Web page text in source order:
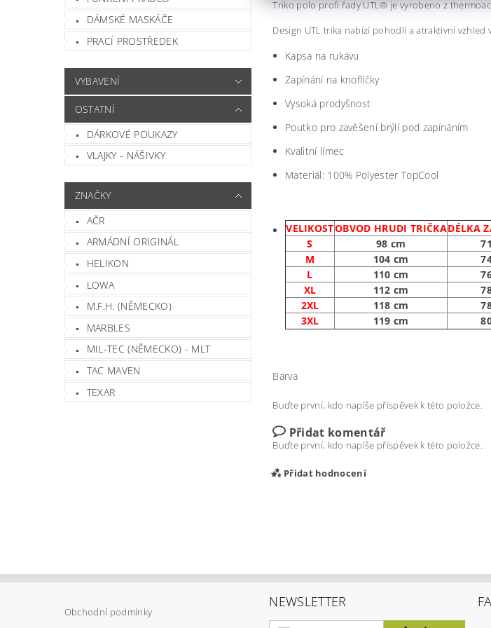
DÁMSKÉ MASKÁČE
PRACÍ PROSTŘEDEK
VYBAVENÍ
OSTATNÍ
DÁRKOVÉ POUKAZY
VLAJKY - NÁŠIVKY
ZNAČKY
AČR
ARMÁDNÍ ORIGINÁL
HELIKON
LOWA
M.F.H. (NĚMECKO)
MARBLES
MIL-TEC (NĚMECKO) - MLT
TAC MAVEN
TEXAR
Triko polo profi řady UTL® je vyrobeno z
Design UTL trika nabízí pohodlí a atraktivní
Kapsa na rukávu
Zapínání na knoflíčky
Vysoká prodyšnost
Poutko pro zavěšení brýlí pod zapínáním
Kvalitní límec
Materiál: 100% Polyester TopCool
VELIKOSTOBVOD HRUDI TRIČKADÉLKA
S
98 cm
M
104 cm
L
110 cm
XL
112 cm
2XL
118 cm
3XL
119 cm
Barva
Buďte první, kdo napíše příspěvek k této položce.
Přidat komentář
Buďte první, kdo napíše příspěvek k této položce.
Přidat hodnocení
Obchodní podmínky
NEWSLETTER